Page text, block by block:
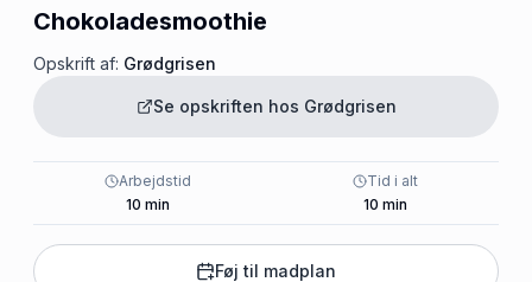
Chokoladesmoothie
Opskrift af: Grødgrisen
Se opskriften hos Grødgrisen
Arbejdstid
10 min
Tid i alt
10 min
Føj til madplan